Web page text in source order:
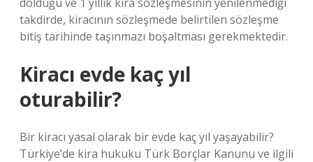
takdirde, kiracının sözleşmede belirtilen sözleşme
bitiş tarihinde taşınmazı boşaltması gerekmektedir.
Kiracı evde kaç yıl
oturabilir?
Bir kiracı yasal olarak bir evde kaç yıl yaşayabilir?
Türkiye’de kira hukuku Türk Borçlar Kanunu ve ilgili